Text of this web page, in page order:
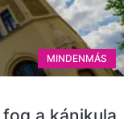
MINDENMÁS